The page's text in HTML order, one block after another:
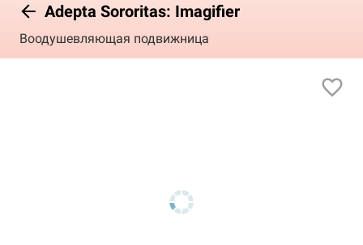
Adepta Sororitas: Imagifier
Воодушевляющая подвижница